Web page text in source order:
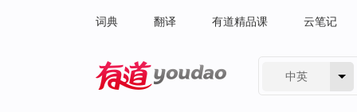
词典 翻译 有道精品课 云笔记
中英